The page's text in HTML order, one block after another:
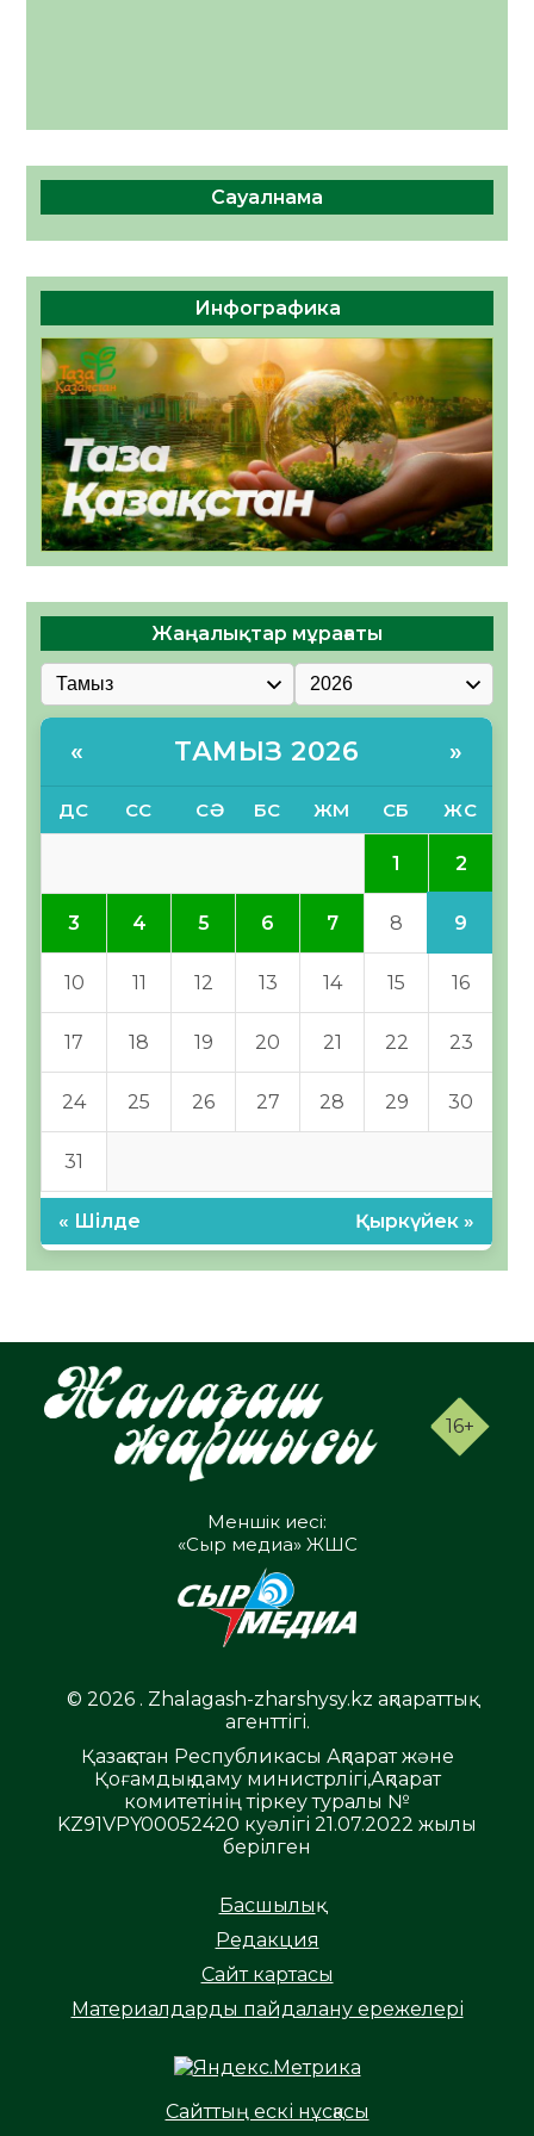
Сауалнама
Инфографика
Жаңалықтар мұрағаты
« ТАМЫЗ 2026 »
ДС СС СӘ БС ЖМ СБ ЖС
1 2
3 4 5 6 7 8 9
10 11 12 13 14 15 16
17 18 19 20 21 22 23
24 25 26 27 28 29 30
31
« Шілде Қыркүйек »
16+
Меншік иесі:
«Сыр медиа» ЖШС
© 2026 . Zhalagash-zharshysy.kz ақпараттық
агенттігі.
Қазақстан Республикасы Ақпарат және
Қоғамдық даму министрлігі,Ақпарат
комитетінің тіркеу туралы №
KZ91VPY00052420 куәлігі 21.07.2022 жылы
берілген
Басшылық
Редакция
Сайт картасы
Материалдарды пайдалану ережелері
Сайттың ескі нұсқасы